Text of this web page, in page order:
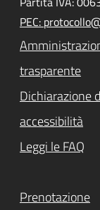
PEC:
trasparente
Dichiarazione
accessibilità
Leggi le FAQ
Prenotazione